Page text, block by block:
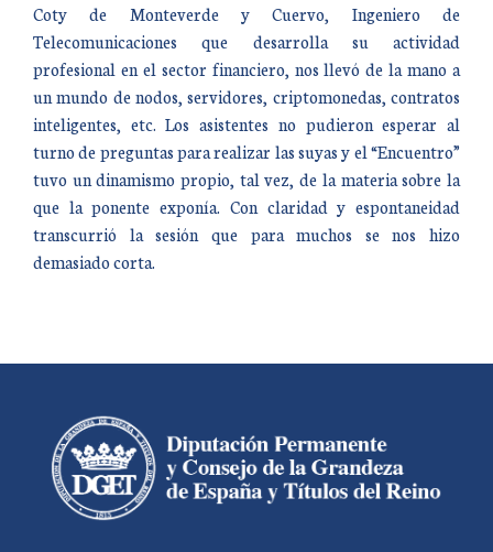
Coty de Monteverde y Cuervo, Ingeniero de
Telecomunicaciones que desarrolla su actividad
profesional en el sector financiero, nos llevó de la mano a
un mundo de nodos, servidores, criptomonedas, contratos
inteligentes, etc. Los asistentes no pudieron esperar al
turno de preguntas para realizar las suyas y el “Encuentro”
tuvo un dinamismo propio, tal vez, de la materia sobre la
que la ponente exponía. Con claridad y espontaneidad
transcurrió la sesión que para muchos se nos hizo
demasiado corta.